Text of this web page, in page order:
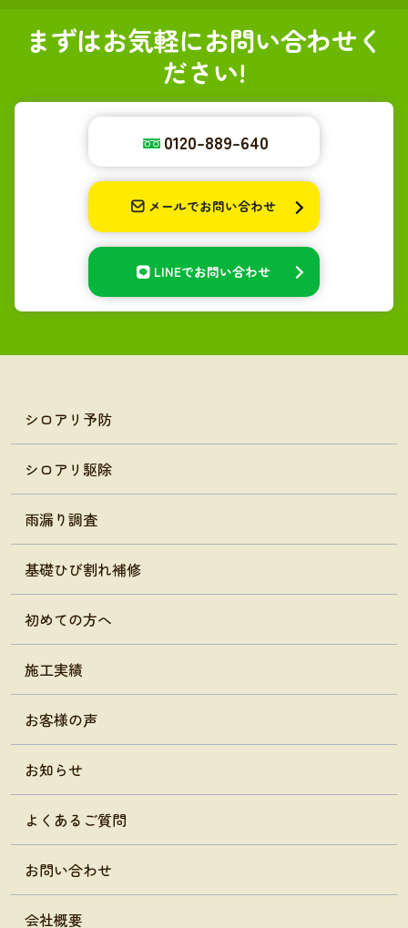
まずはお気軽にお問い合わせく
ださい!
0120-889-640
メールでお問い合わせ
LINEでお問い合わせ
シロアリ予防
シロアリ駆除
雨漏り調査
基礎ひび割れ補修
初めての方へ
施工実績
お客様の声
お知らせ
よくあるご質問
お問い合わせ
会社概要